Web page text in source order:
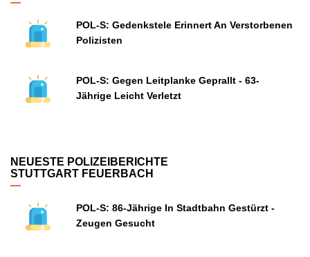
POL-S: Gedenkstele Erinnert An Verstorbenen
Polizisten
POL-S: Gegen Leitplanke Geprallt - 63-
Jährige Leicht Verletzt
NEUESTE POLIZEIBERICHTE
STUTTGART FEUERBACH
POL-S: 86-Jährige In Stadtbahn Gestürzt -
Zeugen Gesucht